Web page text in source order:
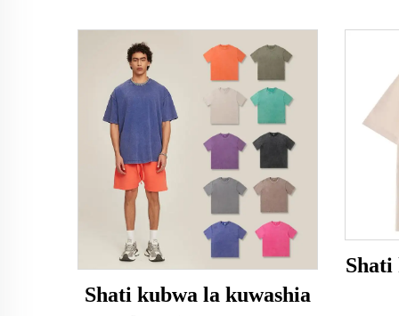
Shati kubwa la kuwashia
Shati